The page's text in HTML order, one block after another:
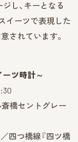
し、キーとなる
イーツで表現した
されています。
ツ時計～
斎橋セントグレー
四つ橋線『四ツ橋